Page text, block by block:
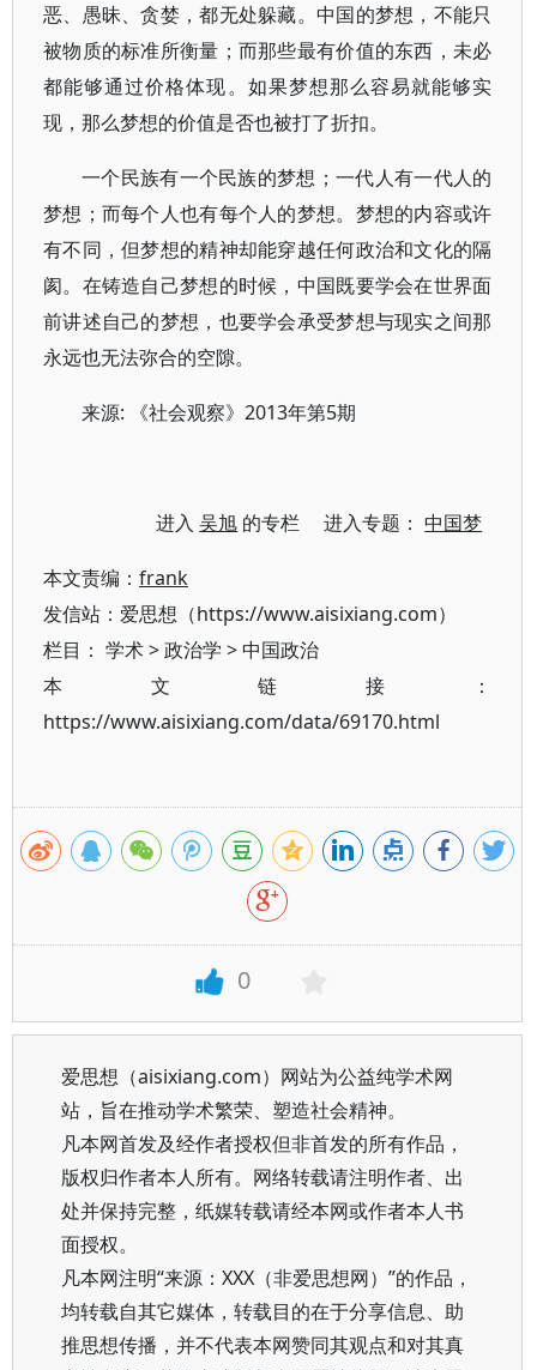
恶、愚昧、贪婪，都无处躲藏。中国的梦想，不能只
被物质的标准所衡量；而那些最有价值的东西，未必
都能够通过价格体现。如果梦想那么容易就能够实
现，那么梦想的价值是否也被打了折扣。
一个民族有一个民族的梦想；一代人有一代人的
梦想；而每个人也有每个人的梦想。梦想的内容或许
有不同，但梦想的精神却能穿越任何政治和文化的隔
阂。在铸造自己梦想的时候，中国既要学会在世界面
前讲述自己的梦想，也要学会承受梦想与现实之间那
永远也无法弥合的空隙。
来源: 《社会观察》2013年第5期
进入吴旭 的专栏 进入专题：中国梦
本文责编： frank
发信站：爱思想（https://www.aisixiang.com）
栏目： 学术>政治学 >中国政治
本文链接：
https://www.aisixiang.com/data/69170.html
0
爱思想（aisixiang.com）网站为公益纯学术网
站，旨在推动学术繁荣、塑造社会精神。
凡本网首发及经作者授权但非首发的所有作品，
版权归作者本人所有。网络转载请注明作者、出
处并保持完整，纸媒转载请经本网或作者本人书
面授权。
凡本网注明“来源：XXX（非爱思想网）”的作品，
均转载自其它媒体，转载目的在于分享信息、助
推思想传播，并不代表本网赞同其观点和对其真